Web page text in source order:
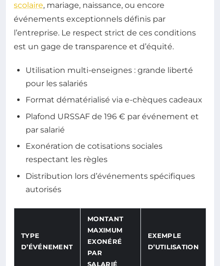
scolaire, mariage, naissance, ou encore
événements exceptionnels définis par
l’entreprise. Le respect strict de ces conditions
est un gage de transparence et d’équité.
Utilisation multi-enseignes : grande liberté
pour les salariés
Format dématérialisé via e-chèques cadeaux
Plafond URSSAF de 196 € par événement et
par salarié
Exonération de cotisations sociales
respectant les règles
Distribution lors d’événements spécifiques
autorisés
TYPE
D’ÉVÉNEMENT
MONTANT
MAXIMUM
EXONÉRÉ
PAR
SALARIÉ
EXEMPLE
D’UTILISATION